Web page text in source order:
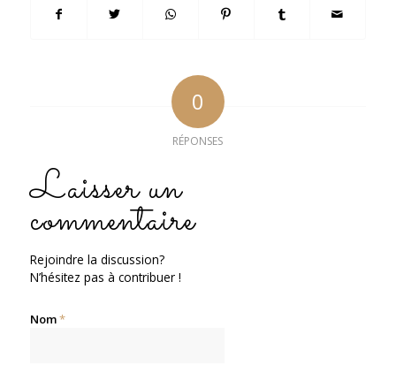
0
RÉPONSES
Laisser un
commentaire
Rejoindre la discussion?
N’hésitez pas à contribuer !
Nom*